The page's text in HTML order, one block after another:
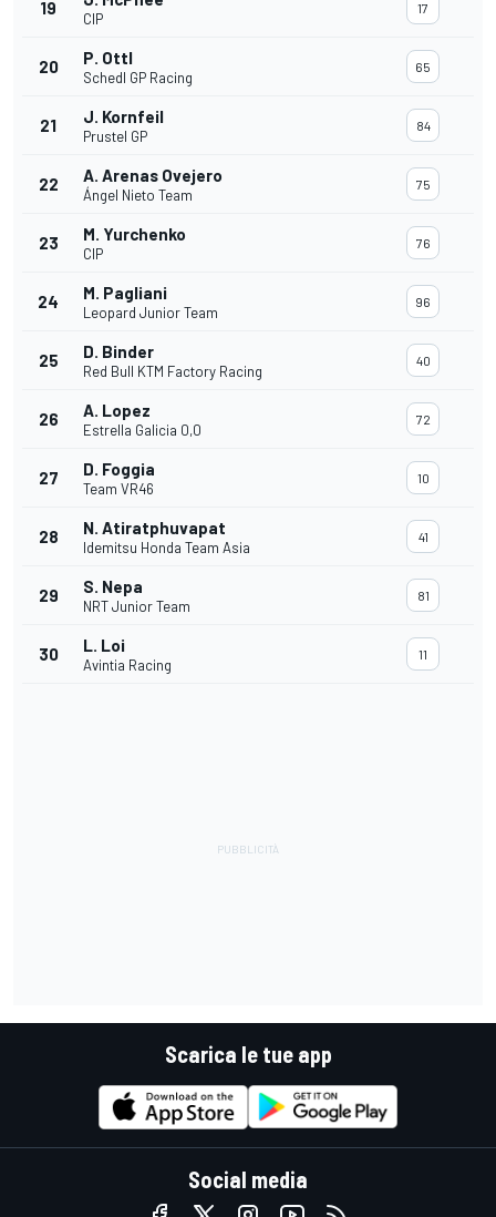
19
CIP
17
20 P. Ottl
Schedl GP Racing
65
21 J. Kornfeil
Prustel GP
84
22 A. Arenas Ovejero
Ángel Nieto Team
75
23 M. Yurchenko
CIP
76
24 M. Pagliani
Leopard Junior Team
96
25 D. Binder
Red Bull KTM Factory Racing
40
26 A. Lopez
Estrella Galicia 0,0
72
27 D. Foggia
Team VR46
10
28 N. Atiratphuvapat
Idemitsu Honda Team Asia
41
29 S. Nepa
NRT Junior Team
81
30 L. Loi
Avintia Racing
11
Scarica le tue app
Social media